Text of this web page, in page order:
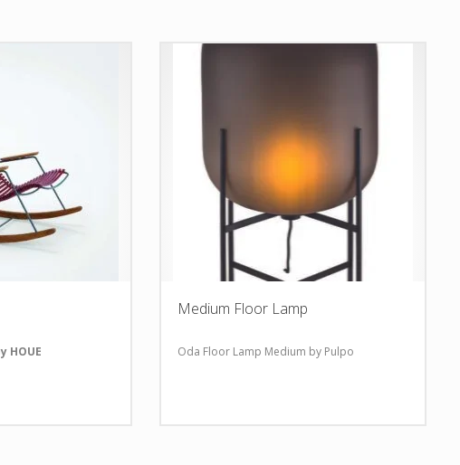
HOUE
Medium Floor Lamp
Oda Floor Lamp Medium by Pulpo